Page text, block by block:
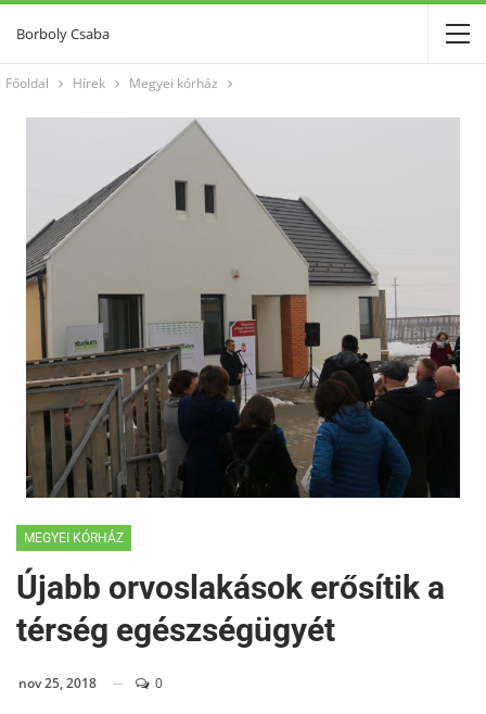
Borboly Csaba
Főoldal Hírek Megyei kórház
MEGYEI KÓRHÁZ
Újabb orvoslakások erősítik a
térség egészségügyét
nov 25, 2018 0